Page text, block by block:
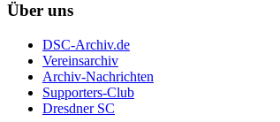
Über uns
DSC-Archiv.de
Vereinsarchiv
Archiv-Nachrichten
Supporters-Club
Dresdner SC